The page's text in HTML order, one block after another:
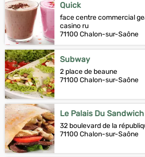
Quick
face centre commercial
casino ru
71100 Chalon-sur-Saône
Subway
2 place de beaune
71100 Chalon-sur-Saône
Le Palais Du Sandwich
32 boulevard de la
71100 Chalon-sur-Saône